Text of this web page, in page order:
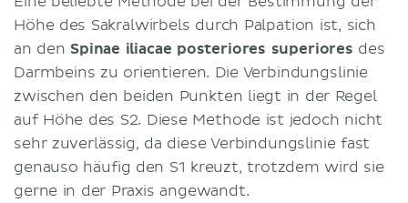
Höhe des Sakralwirbels durch Palpation ist, sich
an den Spinae iliacae posteriores superiores des
Darmbeins zu orientieren. Die Verbindungslinie
zwischen den beiden Punkten liegt in der Regel
auf Höhe des S2. Diese Methode ist jedoch nicht
sehr zuverlässig, da diese Verbindungslinie fast
genauso häufig den S1 kreuzt, trotzdem wird sie
gerne in der Praxis angewandt.